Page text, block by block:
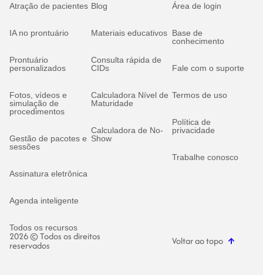
Atração de pacientes
IA no prontuário
Prontuário
personalizados
Fotos, vídeos e
simulação de
procedimentos
Gestão de pacotes e
sessões
Assinatura eletrônica
Agenda inteligente
Todos os recursos
Blog
Materiais educativos
Consulta rápida de
CIDs
Calculadora Nível de
Maturidade
Calculadora de No-
Show
Área de login
Base de
conhecimento
Fale com o suporte
Termos de uso
Política de
privacidade
Trabalhe conosco
2026 © Todos os direitos
reservados Voltar ao topo